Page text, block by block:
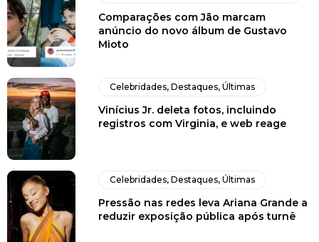
Comparações com Jão marcam
anúncio do novo álbum de Gustavo
Mioto
Celebridades,Destaques,Últimas
Vinícius Jr. deleta fotos, incluindo
registros com Virginia, e web reage
Celebridades,Destaques,Últimas
Pressão nas redes leva Ariana Grande a
reduzir exposição pública após turnê